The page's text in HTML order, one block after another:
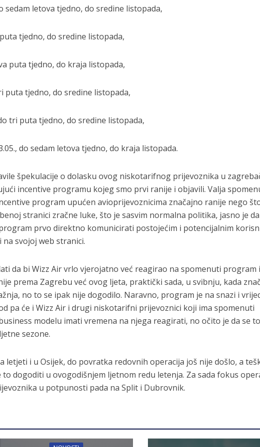
sedam letova tjedno, do sredine listopada,
tjedno, do sredine listopada,
puta tjedno, do kraja listopada,
puta tjedno, do sredine listopada,
tri puta tjedno, do sredine listopada,
do sedam letova tjedno, do kraja listopada.
špekulacije o dolasku ovog niskotarifnog prijevoznika u
incentive programu kojeg smo prvi ranije i objavili. Valja
program upućen avioprijevoznicima značajno ranije nego
stranici zračne luke, što je sasvim normalna politika, jasno je
prvo direktno komunicirati postojećim i potencijalnim
svojoj web stranici.
da bi Wizz Air vrlo vjerojatno već reagirao na spomenuti program i
prema Zagrebu već ovog ljeta, praktički sada, u svibnju, kada
no to se ipak nije dogodilo. Naravno, program je na snazi i
pa će i Wizz Air i drugi niskotarifni prijevoznici koji ima spomenuti
modelu imati vremena na njega reagirati, no očito je da se
sezone.
letjeti i u Osijek, do povratka redovnih operacija još nije došlo, a
to dogoditi u ovogodišnjem ljetnom redu letenja. Za sada fokus
u potpunosti pada na Split i Dubrovnik.